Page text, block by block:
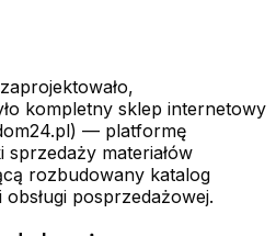
kompletny sklep internetowy
— platformę
materiałów
rozbudowany katalog
posprzedażowej.